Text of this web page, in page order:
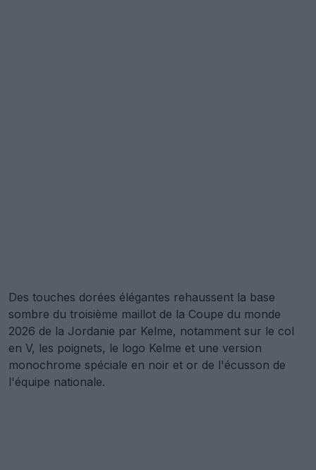
Des touches dorées élégantes rehaussent la base
sombre du troisième maillot de la Coupe du monde
2026 de la Jordanie par Kelme, notamment sur le col
en V, les poignets, le logo Kelme et une version
monochrome spéciale en noir et or de l'écusson de
l'équipe nationale.